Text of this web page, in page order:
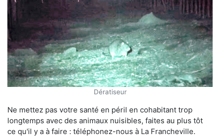
Dératiseur
Ne mettez pas votre santé en péril en cohabitant trop
longtemps avec des animaux nuisibles, faites au plus tôt
ce qu'il y a à faire : téléphonez-nous à La Francheville.